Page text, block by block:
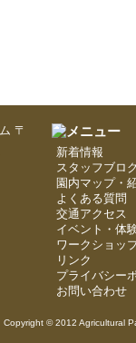
〒
新着情報
スタッフブロ
園内マップ・
よくある質問
交通アクセス
イベント・体
ワークショッ
リンク
プライバシー
お問い合わせ
Copyright © 2012 Agricultural